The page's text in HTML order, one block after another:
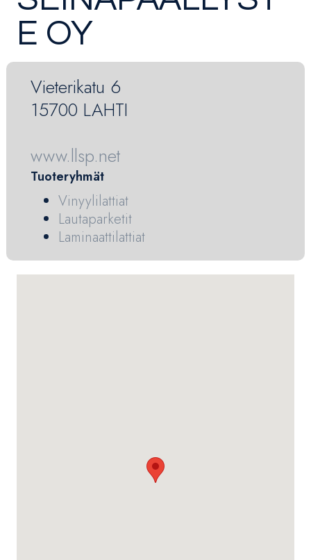
E OY
Vieterikatu 6
15700 LAHTI
www.llsp.net
Tuoteryhmät
Vinyylilattiat
Lautaparketit
Laminaattilattiat